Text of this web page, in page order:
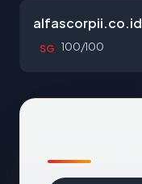
alfascorpii.co.id
SG 100/100